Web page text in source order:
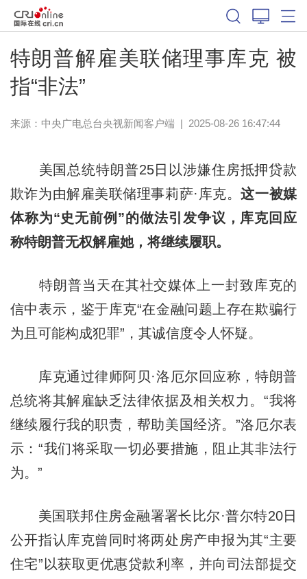
特朗普解雇美联储理事库克 被
指“非法”
来源： 中央广电总台央视新闻客户端 | 2025-08-26 16:47:44
美国总统特朗普25日以涉嫌住房抵押贷款
欺诈为由解雇美联储理事莉萨·库克。这一被媒
体称为“史无前例”的做法引发争议，库克回应
称特朗普无权解雇她，将继续履职。
特朗普当天在其社交媒体上一封致库克的
信中表示，鉴于库克“在金融问题上存在欺骗行
为且可能构成犯罪”，其诚信度令人怀疑。
库克通过律师阿贝·洛厄尔回应称，特朗普
总统将其解雇缺乏法律依据及相关权力。“我将
继续履行我的职责，帮助美国经济。”洛厄尔表
示：“我们将采取一切必要措施，阻止其非法行
为。”
美国联邦住房金融署署长比尔·普尔特20日
公开指认库克曾同时将两处房产申报为其“主要
住宅”以获取更优惠贷款利率，并向司法部提交